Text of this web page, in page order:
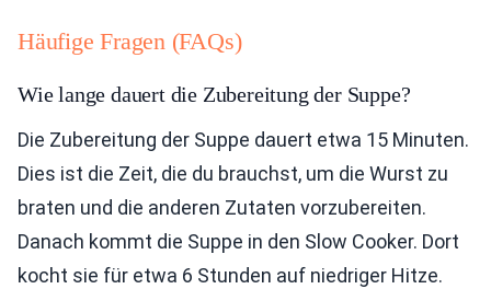
Häufige Fragen (FAQs)
Wie lange dauert die Zubereitung der Suppe?
Die Zubereitung der Suppe dauert etwa 15 Minuten.
Dies ist die Zeit, die du brauchst, um die Wurst zu
braten und die anderen Zutaten vorzubereiten.
Danach kommt die Suppe in den Slow Cooker. Dort
kocht sie für etwa 6 Stunden auf niedriger Hitze.